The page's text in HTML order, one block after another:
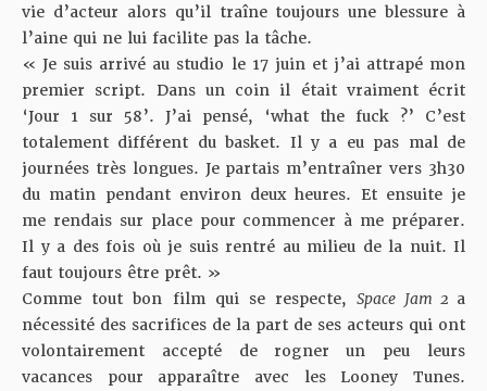
vie d’acteur alors qu’il traîne toujours une blessure à
l’aine qui ne lui facilite pas la tâche.
« Je suis arrivé au studio le 17 juin et j’ai attrapé mon
premier script. Dans un coin il était vraiment écrit
‘Jour 1 sur 58’. J’ai pensé, ‘what the fuck ?’ C’est
totalement différent du basket. Il y a eu pas mal de
journées très longues. Je partais m’entraîner vers 3h30
du matin pendant environ deux heures. Et ensuite je
me rendais sur place pour commencer à me préparer.
Il y a des fois où je suis rentré au milieu de la nuit. Il
faut toujours être prêt. »
Comme tout bon film qui se respecte,Space Jam 2 a
nécessité des sacrifices de la part de ses acteurs qui ont
volontairement accepté de rogner un peu leurs
vacances pour apparaître avec les Looney Tunes.